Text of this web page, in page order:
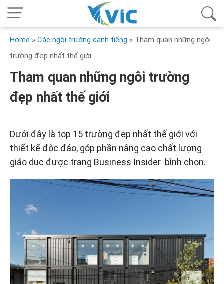
Home » Các ngôi trường danh tiếng » Tham quan những ngôi
trường đẹp nhất thế giới
Tham quan những ngôi trường
đẹp nhất thế giới
Dưới đây là top 15 trường đẹp nhất thế giới với
thiết kế độc đáo, góp phần nâng cao chất lượng
giáo dục được trang Business Insider bình chọn.